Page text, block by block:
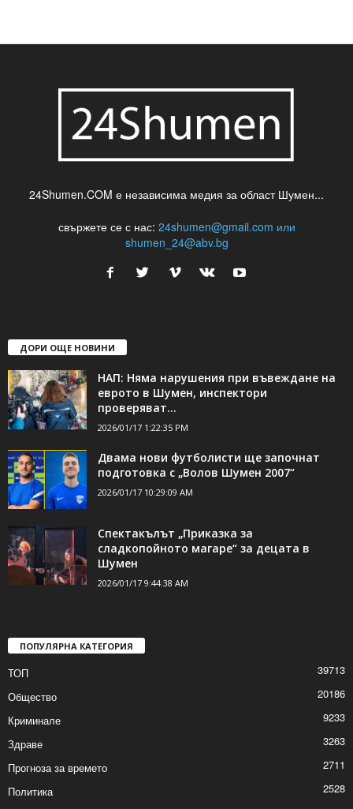
24Shumen.COM е независима медия за област Шумен...
свържете се с нас: 24shumen@gmail.com или
shumen_24@abv.bg
ДОРИ ОЩЕ НОВИНИ
НАП: Няма нарушения при въвеждане на
еврото в Шумен, инспектори
проверяват...
2026/01/17 1:22:35 PM
Двама нови футболисти ще започнат
подготовка с „Волов Шумен 2007“
2026/01/17 10:29:09 AM
Спектакълът „Приказка за
сладкопойното магаре“ за децата в
Шумен
2026/01/17 9:44:38 AM
ПОПУЛЯРНА КАТЕГОРИЯ
ТОП
39713
Общество
20186
Криминале
9233
Здраве
3263
Прогноза за времето
2711
Политика
2528